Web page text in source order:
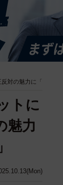
対の魅力に「
トに
魅力